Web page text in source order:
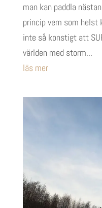
man kan paddla
princip vem som helst
inte så konstigt att
världen med storm...
läs mer